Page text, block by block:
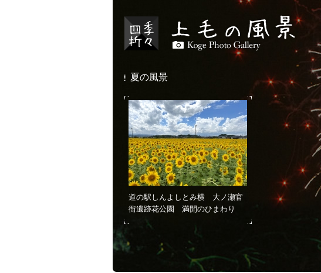
夏の風景
道の駅しんよしとみ横 大ノ瀬官
衙遺跡花公園 満開のひまわり